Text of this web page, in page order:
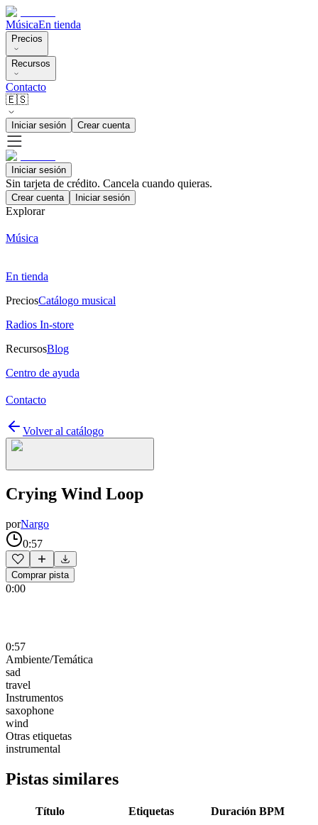
MúsicaEn tienda
Precios
Recursos
Contacto
🇪🇸
Iniciar sesión Crear cuenta
Iniciar sesión
Sin tarjeta de crédito. Cancela cuando quieras.
Crear cuenta Iniciar sesión
Explorar
Música
En tienda
PreciosCatálogo musical
Radios In-store
RecursosBlog
Centro de ayuda
Contacto
Volver al catálogo
Crying Wind Loop
porNargo
0:57
Comprar pista
0:00
0:57
Ambiente/Temática
sad
travel
Instrumentos
saxophone
wind
Otras etiquetas
instrumental
Pistas similares
Título Etiquetas Duración BPM